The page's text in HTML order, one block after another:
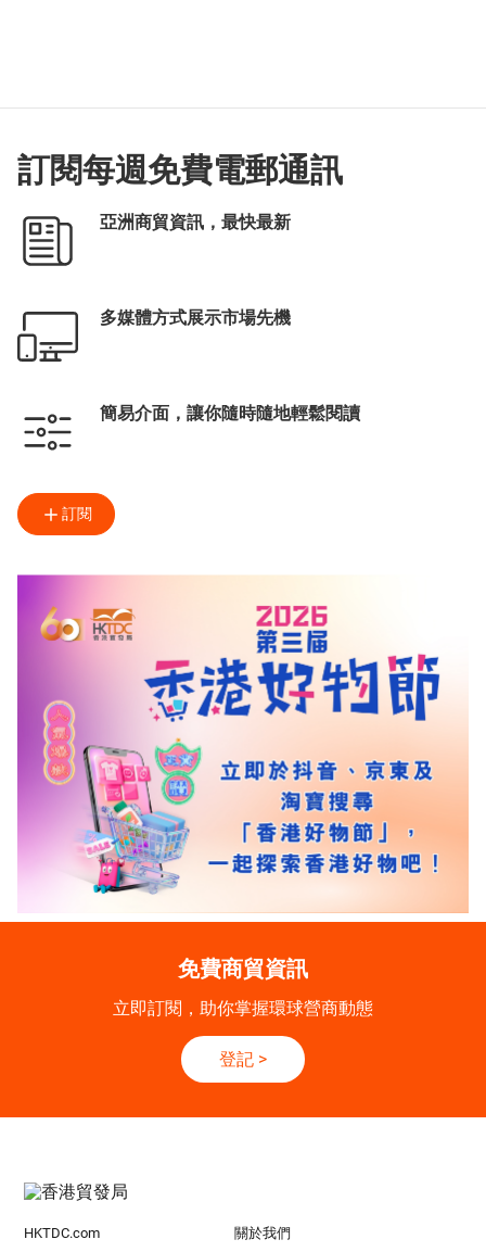
訂閱每週免費電郵通訊
亞洲商貿資訊，最快最新
多媒體方式展示市場先機
簡易介面，讓你隨時隨地輕鬆閱讀
訂閱
免費商貿資訊
立即訂閱，助你掌握環球營商動態
登記 >
HKTDC.com 關於我們